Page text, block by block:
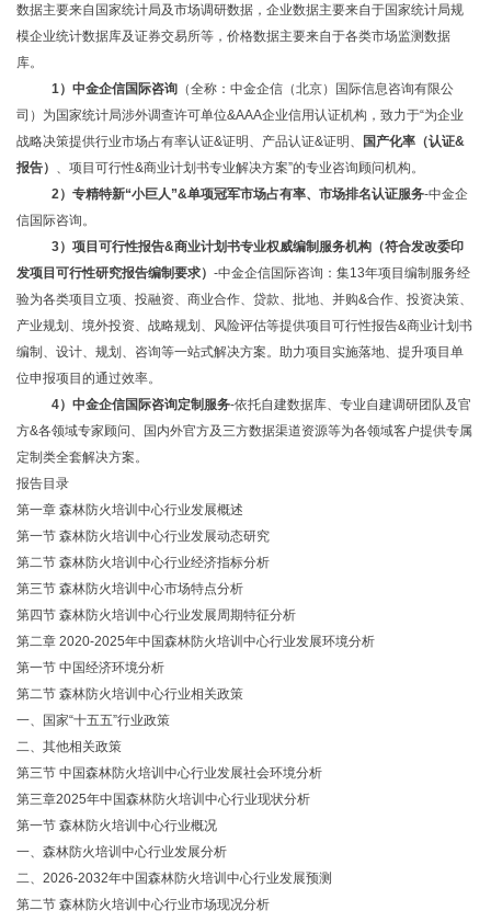
数据主要来自国家统计局及市场调研数据，企业数据主要来自于国家统计局规
模企业统计数据库及证券交易所等，价格数据主要来自于各类市场监测数据
库。
1）中金企信国际咨询 （全称：中金企信（北京）国际信息咨询有限公
司）为国家统计局涉外调查许可单位&AAA企业信用认证机构，致力于“为企业
战略决策提供行业市场占有率认证&证明、产品认证&证明、 国产化率（认证&
报告） 、 项目可行性&商业计划书专业解决方案”的专业咨询顾问机构。
2）专精特新“小巨人”&单项冠军市场占有率、市场排名认证服务-中金企
信国际咨询。
3）项目可行性报告&商业计划书专业权威编制服务机构（符合发改委印
发项目可行性研究报告编制要求） -中金企信国际咨询：集13年项目编制服务经
验为各类项目立项、投融资、商业合作、贷款、批地、并购&合作、投资决策、
产业规划、境外投资、战略规划、风险评估等提供项目可行性报告&商业计划书
编制、设计、规划、咨询等一站式解决方案。助力项目实施落地、提升项目单
位申报项目的通过效率。
4）中金企信国际咨询定制服务-依托自建数据库、专业自建调研团队及官
方&各领域专家顾问、国内外官方及三方数据渠道资源等为各领域客户提供专属
定制类全套解决方案。
报告目录
第一章 森林防火培训中心行业发展概述
第一节 森林防火培训中心行业发展动态研究
第二节 森林防火培训中心行业经济指标分析
第三节 森林防火培训中心市场特点分析
第四节 森林防火培训中心行业发展周期特征分析
第二章 2020-2025年中国森林防火培训中心行业发展环境分析
第一节 中国经济环境分析
第二节 森林防火培训中心行业相关政策
一、国家“十五五”行业政策
二、其他相关政策
第三节 中国森林防火培训中心行业发展社会环境分析
第三章2025年中国森林防火培训中心行业现状分析
第一节 森林防火培训中心行业概况
一、森林防火培训中心行业发展分析
二、 2026-2032年中国森林防火培训中心行业发展预测
第二节 森林防火培训中心行业市场现况分析